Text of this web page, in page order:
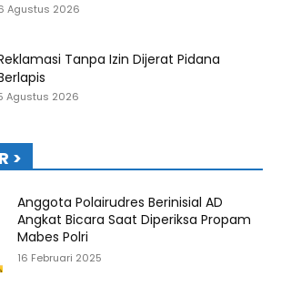
Agustus 2026
Tanpa Izin Dijerat Pidana
Agustus 2026
>
Anggota Polairudres Berinisial AD
Angkat Bicara Saat Diperiksa Propam
Mabes Polri
16 Februari 2025